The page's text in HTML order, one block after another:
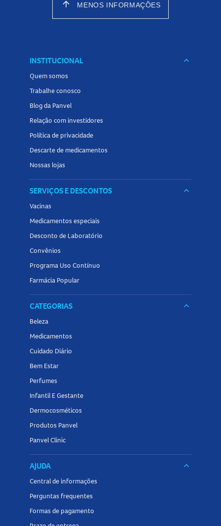
arrow_upward MENOS INFORMAÇÕES
INSTITUCIONAL keyboard_arrow_down
Quem somos
Trabalhe conosco
Blog da Panvel
Relação com investidores
Política de privacidade
Descarte de medicamentos
Nossas lojas
SERVIÇOS E DESCONTOS keyboard_arrow_down
Vacinas
Medicamentos especiais
Desconto de Laboratório
Convênios
Programa Uso Contínuo
Farmácia Popular
CATEGORIAS keyboard_arrow_down
Beleza
Medicamentos
Cuidado Diário
Bem Estar
Perfumes
Infantil E Gestante
Dermocosméticos
Produtos Panvel
Panvel Clinic
AJUDA keyboard_arrow_down
Central de informações
Perguntas frequentes
Formas de pagamento